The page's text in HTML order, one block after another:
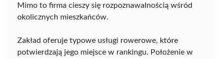
Mimo to firma cieszy się rozpoznawalnością wśród
okolicznych mieszkańców.
Zakład oferuje typowe usługi rowerowe, które
potwierdzają jego miejsce w rankingu. Położenie w